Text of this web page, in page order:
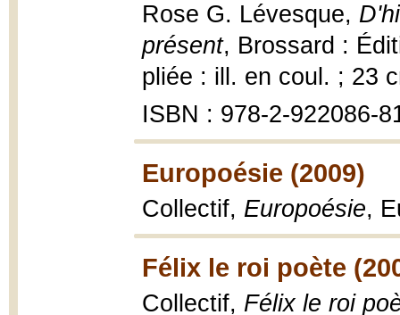
Rose G. Lévesque,
présent, Brossard :
pliée : ill. en coul. ; 23
ISBN : 978-2-922086-
Europoésie (2009)
Collectif, Europoésie,
Félix le roi poète
Collectif, Félix le roi